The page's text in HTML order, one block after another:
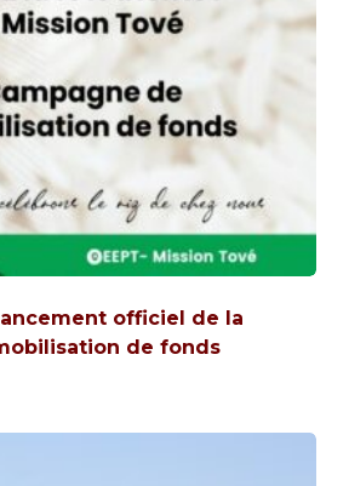
officiel de la
de fonds